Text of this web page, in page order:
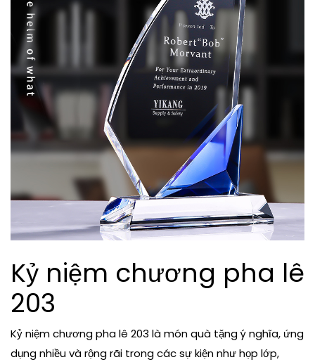
Kỷ niệm chương pha lê
203
Kỷ niệm chương pha lê 203 là món quà tặng ý nghĩa, ứng
dụng nhiều và rộng rãi trong các sự kiện như họp lớp,